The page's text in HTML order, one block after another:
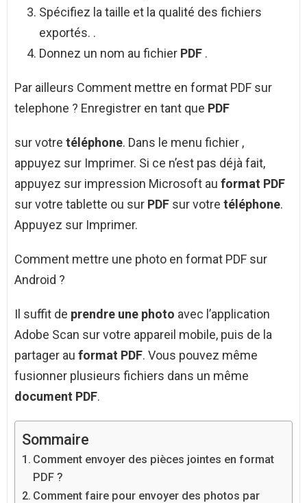
Spécifiez la taille et la qualité des fichiers
exportés. .
Donnez un nom au fichier PDF .
Par ailleurs Comment mettre en format PDF sur
telephone ? Enregistrer en tant que PDF
sur votre téléphone. Dans le menu fichier ,
appuyez sur Imprimer. Si ce n’est pas déjà fait,
appuyez sur impression Microsoft au format PDF
sur votre tablette ou sur PDF sur votre téléphone.
Appuyez sur Imprimer.
Comment mettre une photo en format PDF sur
Android ?
Il suffit de prendre une photo avec l’application
Adobe Scan sur votre appareil mobile, puis de la
partager au format PDF. Vous pouvez même
fusionner plusieurs fichiers dans un même
document PDF.
Sommaire
Comment envoyer des pièces jointes en format
PDF ?
Comment faire pour envoyer des photos par